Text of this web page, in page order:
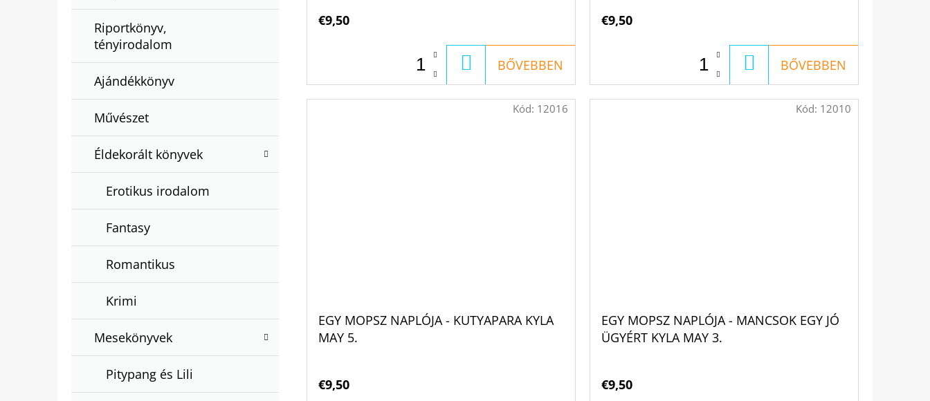
Riportkönyv,
tényirodalom
Ajándékkönyv
Művészet
Éldekorált könyvek
Erotikus irodalom
Fantasy
Romantikus
Krimi
Mesekönyvek
Pitypang és Lili
€9,50
KOSÁRBA
BŐVEBBEN
€9,50
KOSÁRBA
BŐVEBBEN
EGY MOPSZ NAPLÓJA - KUTYAPARA KYLA
MAY 5.
€9,50
Kód: 12016
EGY MOPSZ NAPLÓJA - MANCSOK EGY JÓ
ÜGYÉRT KYLA MAY 3.
€9,50
Kód: 12010